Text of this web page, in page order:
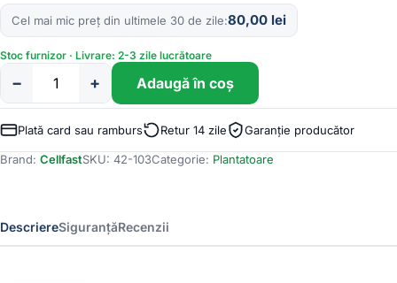
Cel mai mic preț din ultimele 30 de zile 80,00 lei
Stoc furnizor · Livrare: 2-3 zile lucrătoare
Cantitate
Set
2
si
ERGO
Cellfast
− + Adaugă în coș
Plată card sau ramburs Retur 14 zile Garanție producător
Brand: CellfastSKU: 42-103Categorie: Plantatoare
DescriereSiguranțăRecenzii